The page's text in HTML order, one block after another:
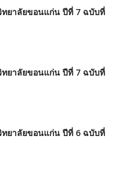
ทยาลัยขอนแก่น ปีที่ 7 ฉบับที่
ทยาลัยขอนแก่น ปีที่ 7 ฉบับที่
ทยาลัยขอนแก่น ปีที่ 6 ฉบับที่